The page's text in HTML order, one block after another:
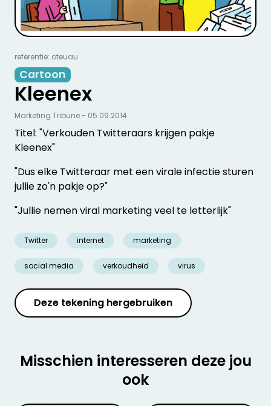
referentie: oteuau
Cartoon
Kleenex
Titel: "Verkouden Twitteraars krijgen pakje
Kleenex"
"Dus elke Twitteraar met een virale infectie sturen
jullie zo'n pakje op?"
"Jullie nemen viral marketing veel te letterlijk"
Twitter internet marketing
social media verkoudheid virus
Marketing Tribune - 05.09.2014
Deze tekening hergebruiken
Misschien interesseren deze jou
ook